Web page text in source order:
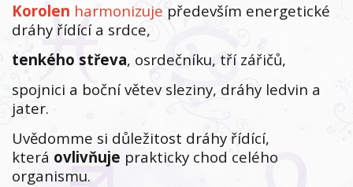
Korolen harmonizuje především energetické
dráhy řídící a srdce,
tenkého střeva, osrdečníku, tří zářičů,
spojnici a boční větev sleziny, dráhy ledvin a
jater.
Uvědomme si důležitost dráhy řídící,
která ovlivňuje prakticky chod celého
organismu.